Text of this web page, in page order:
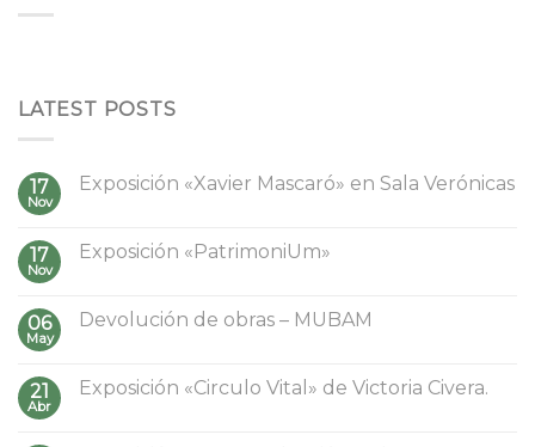
LATEST POSTS
17
Nov
Exposición «Xavier Mascaró» en Sala Verónicas
17
Nov
Exposición «PatrimoniUm»
06
May
Devolución de obras – MUBAM
21
Abr
Exposición «Circulo Vital» de Victoria Civera.